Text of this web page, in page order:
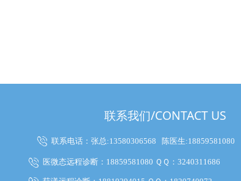
联系我们/CONTACT US
联系电话：张总:13580306568 陈医生:18859581080
医微态远程诊断：18859581080 ＱＱ：3240311686